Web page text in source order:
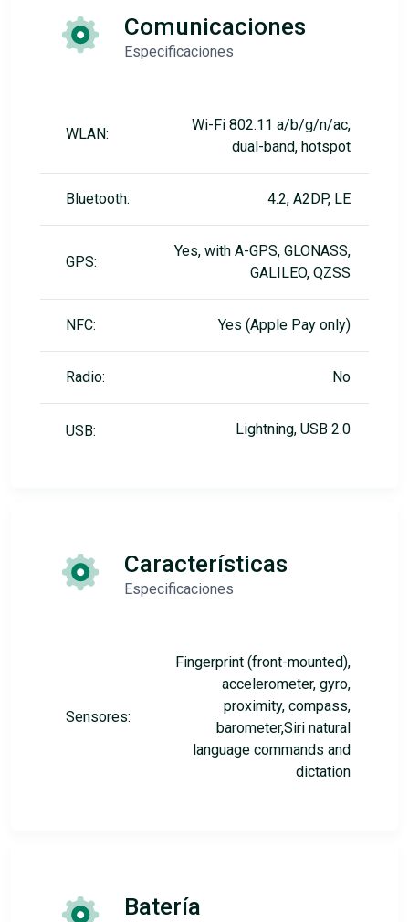
Comunicaciones
Especificaciones
WLAN:
Wi-Fi 802.11 a/b/g/n/ac,
dual-band, hotspot
Bluetooth: 4.2, A2DP, LE
GPS:
Yes, with A-GPS, GLONASS,
GALILEO, QZSS
NFC: Yes (Apple Pay only)
Radio: No
USB: Lightning, USB 2.0
Características
Especificaciones
Sensores:
Fingerprint (front-mounted),
accelerometer, gyro,
proximity, compass,
barometer,Siri natural
language commands and
dictation
Batería